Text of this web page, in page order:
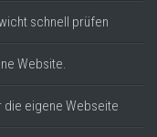
schnell prüfen
Website.
eigene Webseite